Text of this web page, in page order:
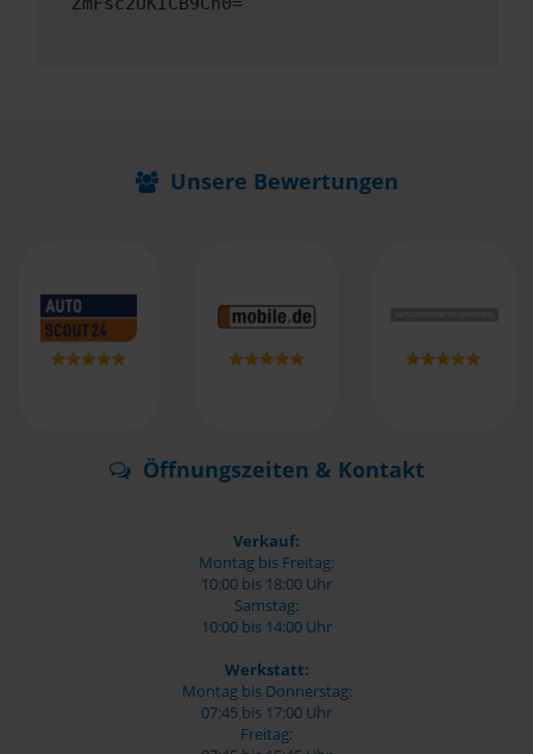
Unsere Bewertungen
Öffnungszeiten & Kontakt
Verkauf:
Montag bis Freitag:
10:00 bis 18:00 Uhr
Samstag:
10:00 bis 14:00 Uhr
Werkstatt:
Montag bis Donnerstag:
07:45 bis 17:00 Uhr
Freitag: